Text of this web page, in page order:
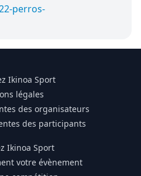
perros-
Ikinoa Sport
légales
des organisateurs
des participants
Ikinoa Sport
votre évènement